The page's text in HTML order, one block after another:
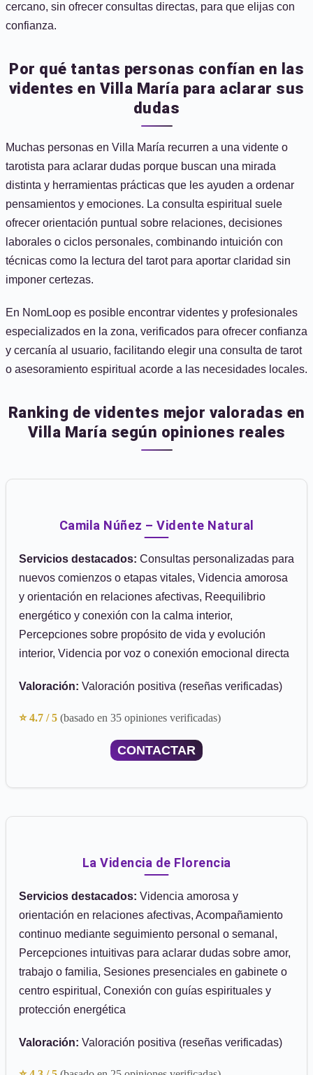
cercano, sin ofrecer consultas directas, para que elijas con
confianza.
Por qué tantas personas confían en las
videntes en Villa María para aclarar sus
dudas
Muchas personas en Villa María recurren a una vidente o
tarotista para aclarar dudas porque buscan una mirada
distinta y herramientas prácticas que les ayuden a ordenar
pensamientos y emociones. La consulta espiritual suele
ofrecer orientación puntual sobre relaciones, decisiones
laborales o ciclos personales, combinando intuición con
técnicas como la lectura del tarot para aportar claridad sin
imponer certezas.
En NomLoop es posible encontrar videntes y profesionales
especializados en la zona, verificados para ofrecer confianza
y cercanía al usuario, facilitando elegir una consulta de tarot
o asesoramiento espiritual acorde a las necesidades locales.
Ranking de videntes mejor valoradas en
Villa María según opiniones reales
Camila Núñez – Vidente Natural
Servicios destacados: Consultas personalizadas para
nuevos comienzos o etapas vitales, Videncia amorosa
y orientación en relaciones afectivas, Reequilibrio
energético y conexión con la calma interior,
Percepciones sobre propósito de vida y evolución
interior, Videncia por voz o conexión emocional directa
Valoración: Valoración positiva (reseñas verificadas)
⭐ 4.7 / 5 (basado en 35 opiniones verificadas)
CONTACTAR
La Videncia de Florencia
Servicios destacados: Videncia amorosa y
orientación en relaciones afectivas, Acompañamiento
continuo mediante seguimiento personal o semanal,
Percepciones intuitivas para aclarar dudas sobre amor,
trabajo o familia, Sesiones presenciales en gabinete o
centro espiritual, Conexión con guías espirituales y
protección energética
Valoración: Valoración positiva (reseñas verificadas)